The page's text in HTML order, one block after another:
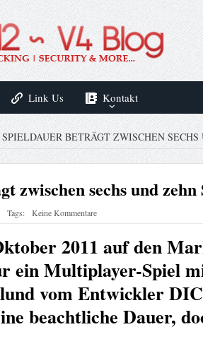
Link Us Kontakt
BETRÄGT ZWISCHEN
zwischen sechs und zehn
Tags: Keine Kommentare
2011 auf den
ein Multiplayer-Spiel
vom Entwickler
beachtliche Dauer,